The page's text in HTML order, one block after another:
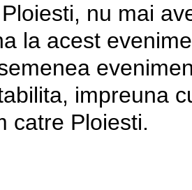
nu mai
la acest
impreuna
catre Ploiesti.